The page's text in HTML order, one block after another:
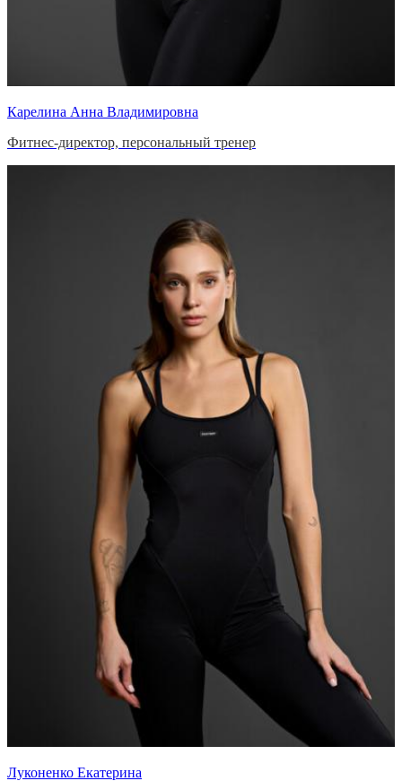
Карелина Анна Владимировна
Фитнес-директор, персональный тренер
Луконенко Екатерина